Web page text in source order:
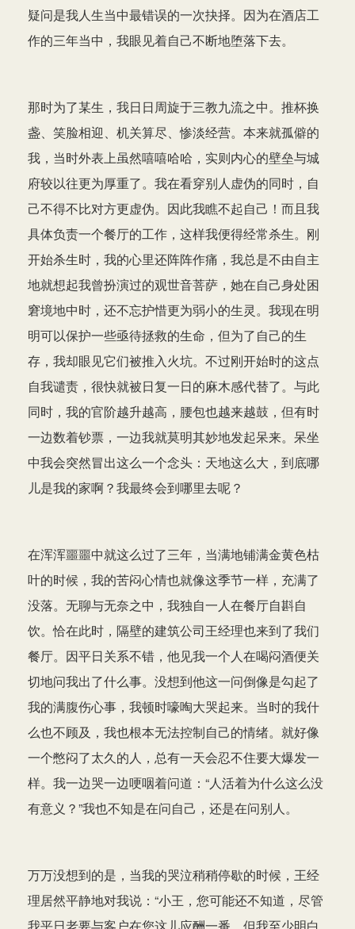
疑问是我人生当中最错误的一次抉择。因为在酒店工
作的三年当中，我眼见着自己不断地堕落下去。
那时为了某生，我日日周旋于三教九流之中。推杯换
盏、笑脸相迎、机关算尽、惨淡经营。本来就孤僻的
我，当时外表上虽然嘻嘻哈哈，实则内心的壁垒与城
府较以往更为厚重了。我在看穿别人虚伪的同时，自
己不得不比对方更虚伪。因此我瞧不起自己！而且我
具体负责一个餐厅的工作，这样我便得经常杀生。刚
开始杀生时，我的心里还阵阵作痛，我总是不由自主
地就想起我曾扮演过的观世音菩萨，她在自己身处困
窘境地中时，还不忘护惜更为弱小的生灵。我现在明
明可以保护一些亟待拯救的生命，但为了自己的生
存，我却眼见它们被推入火坑。不过刚开始时的这点
自我谴责，很快就被日复一日的麻木感代替了。与此
同时，我的官阶越升越高，腰包也越来越鼓，但有时
一边数着钞票，一边我就莫明其妙地发起呆来。呆坐
中我会突然冒出这么一个念头：天地这么大，到底哪
儿是我的家啊？我最终会到哪里去呢？
在浑浑噩噩中就这么过了三年，当满地铺满金黄色枯
叶的时候，我的苦闷心情也就像这季节一样，充满了
没落。无聊与无奈之中，我独自一人在餐厅自斟自
饮。恰在此时，隔壁的建筑公司王经理也来到了我们
餐厅。因平日关系不错，他见我一个人在喝闷酒便关
切地问我出了什么事。没想到他这一问倒像是勾起了
我的满腹伤心事，我顿时嚎啕大哭起来。当时的我什
么也不顾及，我也根本无法控制自己的情绪。就好像
一个憋闷了太久的人，总有一天会忍不住要大爆发一
样。我一边哭一边哽咽着问道：“人活着为什么这么没
有意义？”我也不知是在问自己，还是在问别人。
万万没想到的是，当我的哭泣稍稍停歇的时候，王经
理居然平静地对我说：“小王，您可能还不知道，尽管